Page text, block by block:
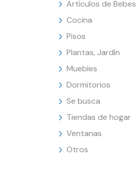
Artículos de Bebes
Cocina
Pisos
Plantas, Jardín
Muebles
Dormitorios
Se busca
Tiendas de hogar
Ventanas
Otros